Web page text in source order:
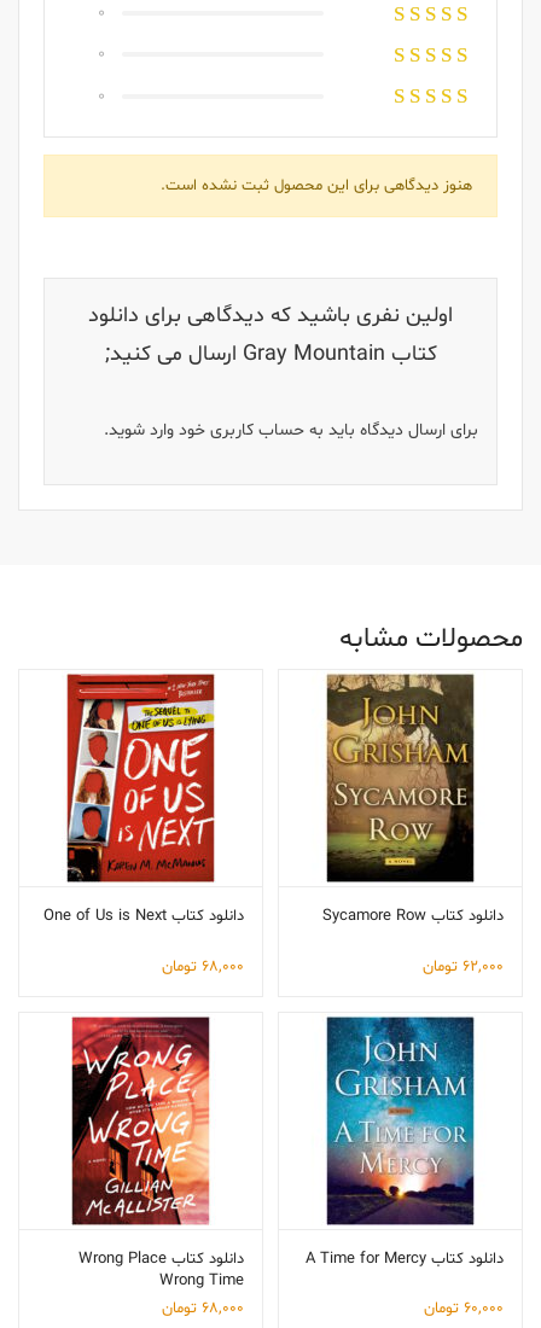
0
0
0
هنوز دیدگاهی برای این محصول ثبت نشده است.
اولین نفری باشید که دیدگاهی برای دانلود
کتاب Gray Mountain ارسال می کنید;
برای ارسال دیدگاه باید به حساب کاربری خود وارد شوید.
محصولات مشابه
دانلود کتاب Sycamore Row
62,000 تومان
دانلود کتاب One of Us is Next
68,000 تومان
دانلود کتاب A Time for Mercy
60,000 تومان
دانلود کتاب Wrong Place
Wrong Time
68,000 تومان